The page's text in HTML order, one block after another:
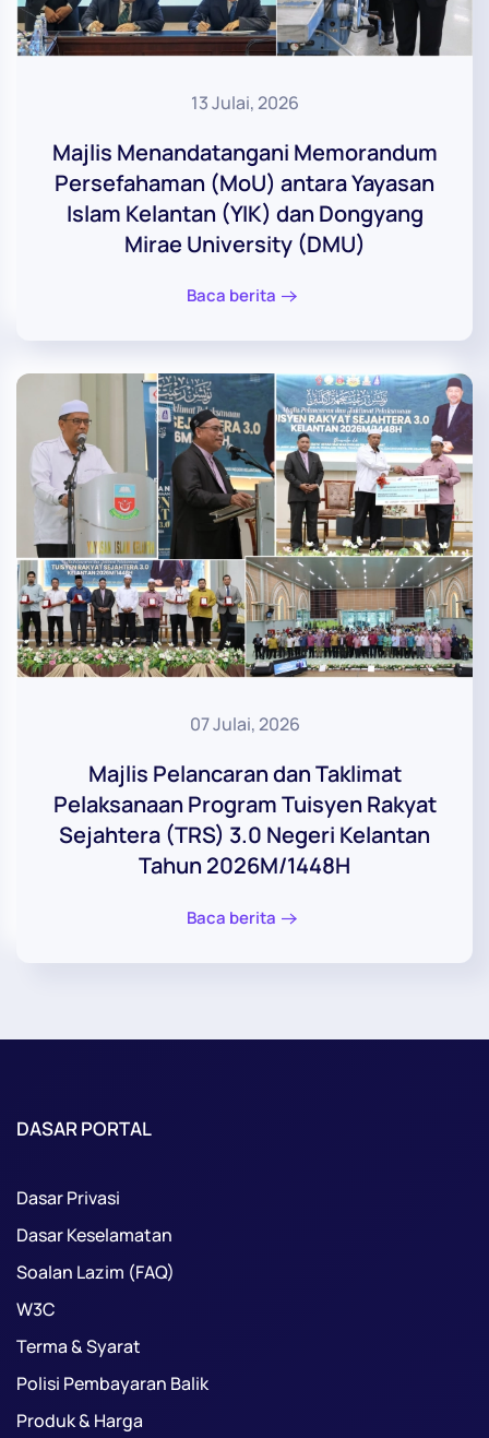
13 Julai, 2026
Majlis Menandatangani Memorandum
Persefahaman (MoU) antara Yayasan
Islam Kelantan (YIK) dan Dongyang
Mirae University (DMU)
Baca berita
07 Julai, 2026
Majlis Pelancaran dan Taklimat
Pelaksanaan Program Tuisyen Rakyat
Sejahtera (TRS) 3.0 Negeri Kelantan
Tahun 2026M/1448H
Baca berita
DASAR PORTAL
Dasar Privasi
Dasar Keselamatan
Soalan Lazim (FAQ)
W3C
Terma & Syarat
Polisi Pembayaran Balik
Produk & Harga